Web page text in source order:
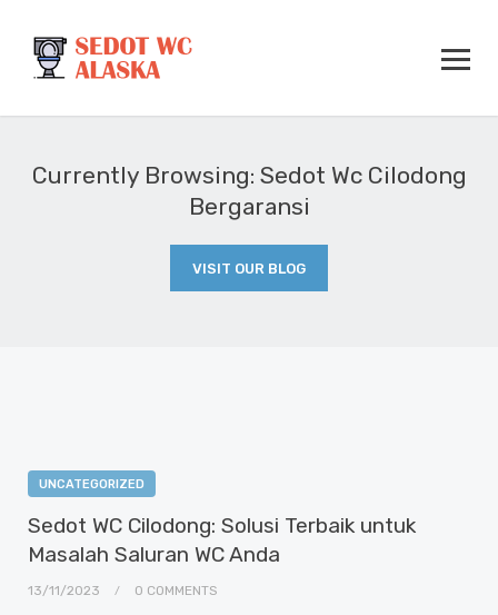
Currently Browsing: Sedot Wc Cilodong
Bergaransi
VISIT OUR BLOG
UNCATEGORIZED
Sedot WC Cilodong: Solusi Terbaik untuk
Masalah Saluran WC Anda
13/11/2023 0 COMMENTS